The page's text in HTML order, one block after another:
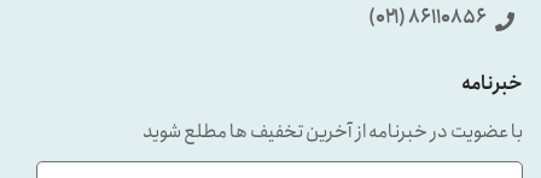
86110856 (۰۲۱)
خبرنامه
با عضویت در خبرنامه از آخرین تخفیف ها مطلع شوید